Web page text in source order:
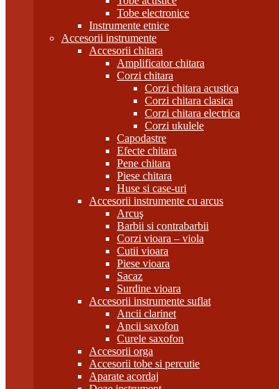
Tobe electronice
Instrumente etnice
Accesorii instrumente
Accesorii chitara
Amplificator chitara
Corzi chitara
Corzi chitara acustica
Corzi chitara clasica
Corzi chitara electrica
Corzi ukulele
Capodastre
Efecte chitara
Pene chitara
Piese chitara
Huse si case-uri
Accesorii instrumente cu arcus
Arcuş
Barbii si contrabarbii
Corzi vioara – viola
Cutii vioara
Piese vioara
Sacaz
Surdine vioara
Accesorii instrumente suflat
Ancii clarinet
Ancii saxofon
Curele saxofon
Accesorii orga
Accesorii tobe si percutie
Aparate acordaj